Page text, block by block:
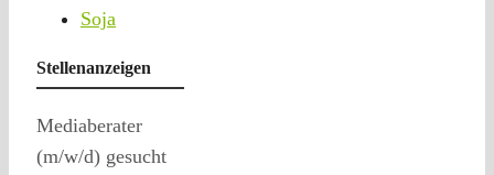
Soja
Stellenanzeigen
Mediaberater
(m/w/d) gesucht